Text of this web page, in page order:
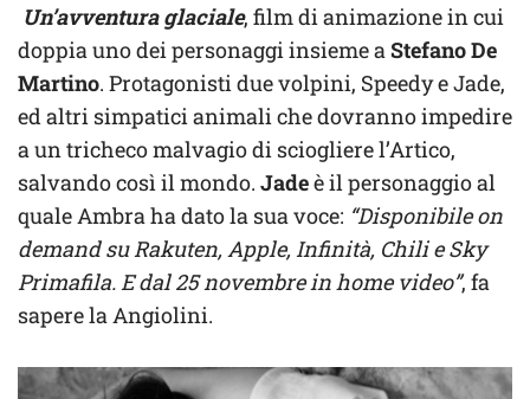
Un’avventura glaciale, film di animazione in cui
doppia uno dei personaggi insieme aStefano De
Martino. Protagonisti due volpini, Speedy e Jade,
ed altri simpatici animali che dovranno impedire
a un tricheco malvagio di sciogliere l’Artico,
salvando così il mondo. Jadeè il personaggio al
quale Ambra ha dato la sua voce: “Disponibile on
demand su Rakuten, Apple, Infinità, Chili e Sky
Primafila. E dal 25 novembre in home video”, fa
sapere la Angiolini.